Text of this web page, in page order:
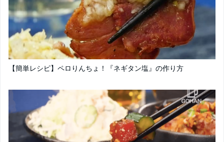
【簡単レシピ】ペロりんちょ！『ネギタン塩』の作り方